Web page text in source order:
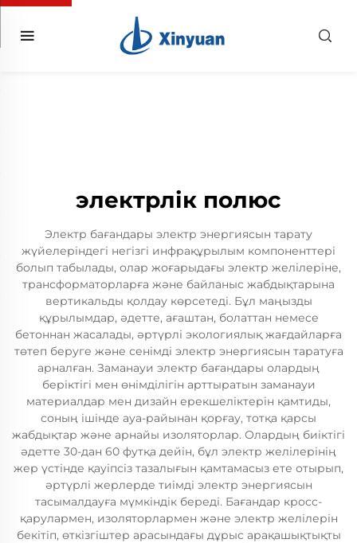
электрлік полюс
Электр бағандары электр энергиясын тарату
жүйелеріндегі негізгі инфрақұрылым компоненттері
болып табылады, олар жоғарыдағы электр желілеріне,
трансформаторларға және байланыс жабдықтарына
вертикальды қолдау көрсетеді. Бұл маңызды
құрылымдар, әдетте, ағаштан, болаттан немесе
бетоннан жасалады, әртүрлі экологиялық жағдайларға
төтеп беруге және сенімді электр энергиясын таратуға
арналған. Заманауи электр бағандары олардың
беріктігі мен өнімділігін арттыратын заманауи
материалдар мен дизайн ерекшеліктерін қамтиды,
соның ішінде ауа-райынан қорғау, тотқа қарсы
жабдықтар және арнайы изоляторлар. Олардың биіктігі
әдетте 30-дан 60 футқа дейін, бұл электр желілерінің
жер үстінде қауіпсіз тазалығын қамтамасыз ете отырып,
әртүрлі жерлерде тиімді электр энергиясын
тасымалдауға мүмкіндік береді. Бағандар кросс-
қарулармен, изоляторлармен және электр желілерін
бекітіп, өткізгіштер арасындағы дұрыс арақашықтықты